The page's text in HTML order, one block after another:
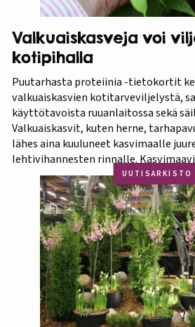
Valkuaiskasveja voi
kotipihalla
Puutarhasta proteiinia -tietokortit
valkuaiskasvien kotitarveviljelystä,
käyttötavoista ruuanlaitossa sekä
Valkuaiskasvit, kuten herne,
lähes aina kuuluneet kasvimaalle
lehtivihannesten rinnalle.
suosion myötä ravitsevien
viljelykasveina kannattaa korostaa.
tietokorttisarja on tarkoitettu
ovat kiinnostuneita lisäämään
lautasellaan. Kotipuutarhassa voi
valkuaiskasveja,…
UUTISARKISTO